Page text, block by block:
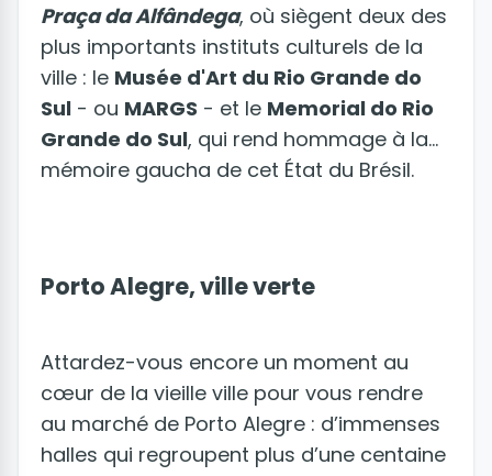
Praça da Alfândega, où siègent deux des
plus importants instituts culturels de la
ville : le Musée d'Art du Rio Grande do
Sul - ou MARGS - et le Memorial do Rio
Grande do Sul, qui rend hommage à la
mémoire gaucha de cet État du Brésil.
Porto Alegre, ville verte
Attardez-vous encore un moment au
cœur de la vieille ville pour vous rendre
au marché de Porto Alegre : d’immenses
halles qui regroupent plus d’une centaine